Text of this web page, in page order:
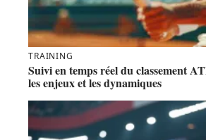
TRAINING
Suivi en temps réel du classement
les enjeux et les dynamiques